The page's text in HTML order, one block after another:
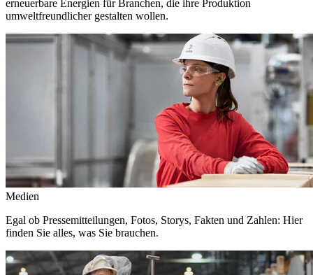
erneuerbare Energien für Branchen, die ihre Produktion
umweltfreundlicher gestalten wollen.
Medien
Egal ob Pressemitteilungen, Fotos, Storys, Fakten und Zahlen: Hier
finden Sie alles, was Sie brauchen.